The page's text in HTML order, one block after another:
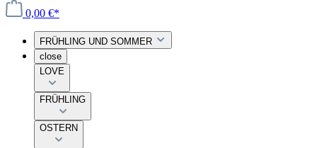
0,00 €*
FRÜHLING UND SOMMER
close
LOVE
FRÜHLING
OSTERN